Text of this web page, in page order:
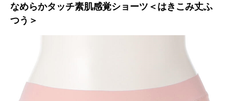
なめらかタッチ素肌感覚ショーツ＜はきこみ丈ふ
つう＞